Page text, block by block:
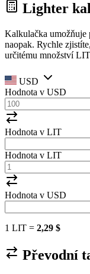
Lighter
Kalkulačka umožňuje
naopak. Rychle
určitému množství
USD
Hodnota v USD
Hodnota v LIT
Hodnota v LIT
Hodnota v USD
1 LIT = 2,29 $
Převodní